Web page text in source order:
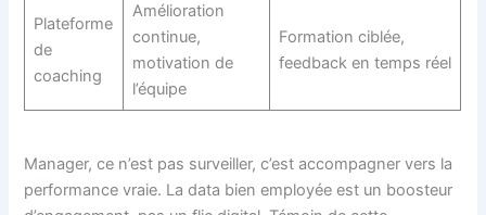
Plateforme
de
coaching
Amélioration
continue,
motivation de
l’équipe
Formation ciblée,
feedback en temps réel
Manager, ce n’est pas surveiller, c’est accompagner vers la
performance vraie. La data bien employée est un boosteur